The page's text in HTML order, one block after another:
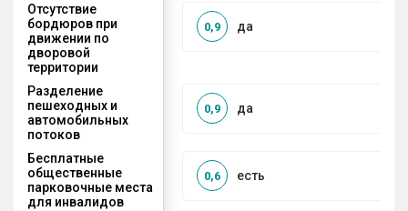
Отсутствие
бордюров при
движении по
дворовой
территории
да
0,9
Разделение
пешеходных и
автомобильных
потоков
да
0,9
Бесплатные
общественные
парковочные места
для инвалидов
есть
0,6